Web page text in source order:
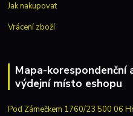
Jak nakupovat
Vrácení zboží
Mapa-korespondenční
výdejní místo eshopu
Pod Zámečkem 1760/23 500 06